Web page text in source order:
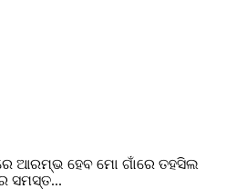
ଆରମ୍ଭ ହେବ ମୋ ଗାଁରେ ତହସିଲ
ସମସ୍ତ...